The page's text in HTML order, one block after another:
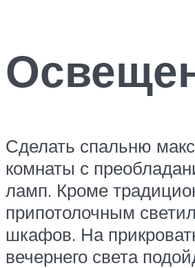
Сделать спальню
комнаты с
ламп. Кроме
припотолочным
шкафов. На
вечернего света